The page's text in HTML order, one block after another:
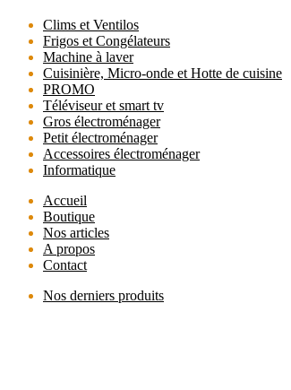
Clims et Ventilos
Frigos et Congélateurs
Machine à laver
Cuisinière, Micro-onde et Hotte de cuisine
PROMO
Téléviseur et smart tv
Gros électroménager
Petit électroménager
Accessoires électroménager
Informatique
Accueil
Boutique
Nos articles
A propos
Contact
Nos derniers produits